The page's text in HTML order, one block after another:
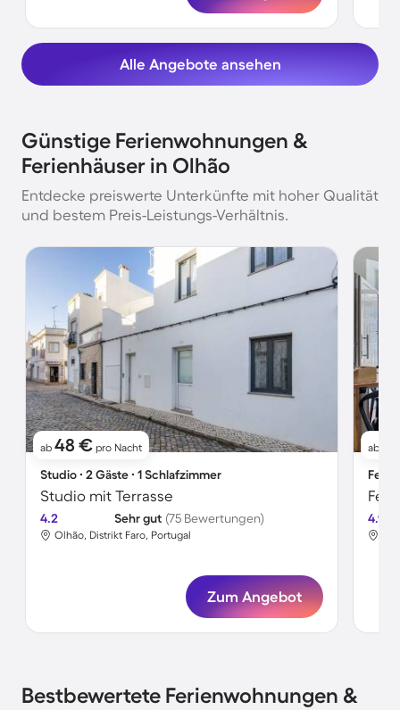
Alle Angebote ansehen
Günstige Ferienwohnungen &
Ferienhäuser in Olhão
Entdecke preiswerte Unterkünfte mit hoher Qualität
und bestem Preis-Leistungs-Verhältnis.
ab 48 € pro Nacht
Studio ∙ 2 Gäste ∙ 1 Schlafzimmer
Studio mit Terrasse
4.2 Sehr gut (75 Bewertungen)
Olhão, Distrikt Faro, Portugal
Zum Angebot
ab
4.9
Bestbewertete Ferienwohnungen &